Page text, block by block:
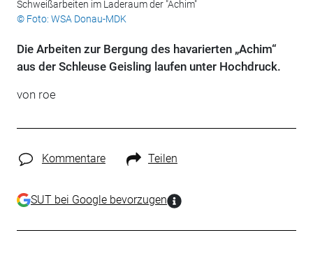
Schweißarbeiten im Laderaum der "Achim"
© Foto: WSA Donau-MDK
Die Arbeiten zur Bergung des havarierten „Achim“
aus der Schleuse Geisling laufen unter Hochdruck.
von roe
Kommentare Teilen
SUT bei Google bevorzugen